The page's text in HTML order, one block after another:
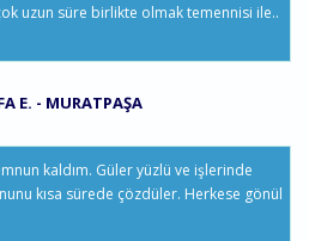
uzun süre birlikte olmak temennisi ile..
E. - MURATPAŞA
kaldım. Güler yüzlü ve işlerinde
kısa sürede çözdüler. Herkese gönül